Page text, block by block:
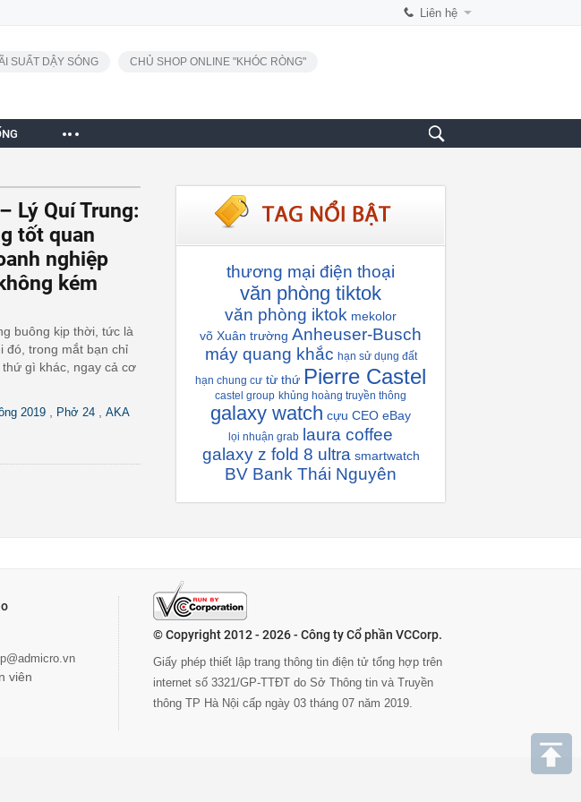
Liên hệ
SUẤT DẬY SÓNG CHỦ SHOP ONLINE "KHÓC RÒNG"
Lý Quí Trung:
tốt quan
nghiệp
kém
buông kịp thời, tức là
đó, trong mắt bạn chỉ
thứ gì khác, ngay cả cơ
2019 Phở 24
AKA
thương mại điện thoại
văn phòng tiktok
văn phòng iktok mekolor
võ Xuân trường Anheuser-Busch
máy quang khắc hạn sử dụng đất
hạn chung cư từ thứ Pierre Castel
castel group khủng hoàng truyền thông
galaxy watch cựu CEO eBay
lọi nhuận grab laura coffee
galaxy z fold 8 ultra smartwatch
BV Bank Thái Nguyên
viên
© Copyright 2012 - 2026 - Công ty Cổ phần VCCorp.
Giấy phép thiết lập trang thông tin điện tử tổng hợp trên
internet số 3321/GP-TTĐT do Sở Thông tin và Truyền
thông TP Hà Nội cấp ngày 03 tháng 07 năm 2019.